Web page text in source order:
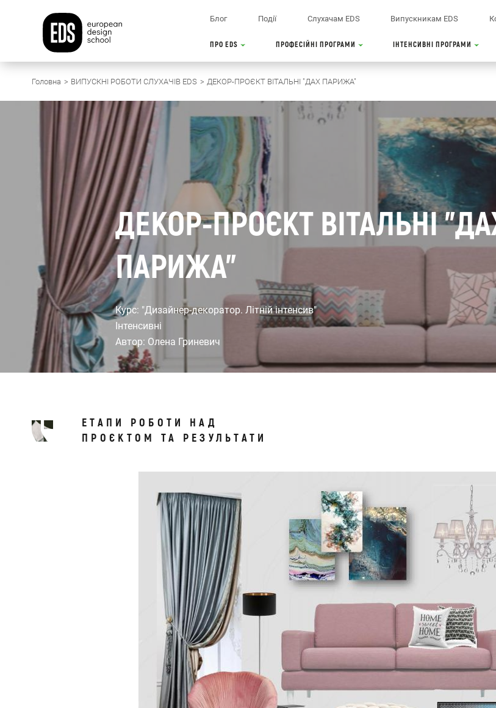
Блог Події Слухачам EDS Випускникам EDS
ПРО EDS ПРОФЕСІЙНІ ПРОГРАМИ ІНТЕНСИВНІ ПРОГРАМИ
Головна ВИПУСКНІ РОБОТИ СЛУХАЧІВ EDS ДЕКОР-ПРОЄКТ ВІТАЛЬНІ "ДАХ ПАРИЖА"
ДЕКОР-ПРОЄКТ ВІТАЛЬНІ
ПАРИЖА"
Курс: "Дизайнер-декоратор. Літній інтенсив"
Інтенсивні
Автор: Олена Гриневич
ЕТАПИ РОБОТИ НАД
ПРОЄКТОМ ТА РЕЗУЛЬТАТИ